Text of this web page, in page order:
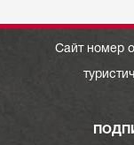
Сайт номер